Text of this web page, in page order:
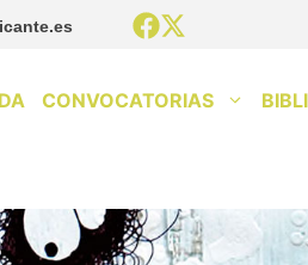
CONVOCATORIAS